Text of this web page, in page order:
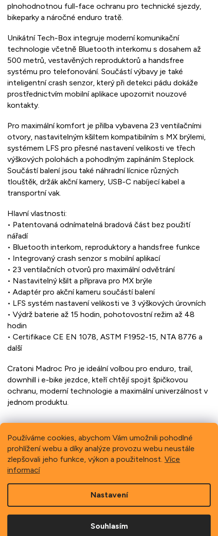
Používáme cookies, abychom Vám umožnili pohodlné
prohlížení webu a díky analýze provozu webu neustále
zlepšovali jeho funkce, výkon a použitelnost. Více
informací
Nastavení
Souhlasím
plnohodnotnou full-face ochranu pro technické sjezdy,
bikeparky a náročné enduro tratě.
Unikátní Tech-Box integruje moderní komunikační
technologie včetně Bluetooth interkomu s dosahem až
500 metrů, vestavěných reproduktorů a handsfree
systému pro telefonování. Součástí výbavy je také
inteligentní crash senzor, který při detekci pádu dokáže
prostřednictvím mobilní aplikace upozornit nouzové
kontakty.
Pro maximální komfort je přilba vybavena 23 ventilačními
otvory, nastavitelným kšiltem kompatibilním s MX brýlemi,
systémem LFS pro přesné nastavení velikosti ve třech
výškových polohách a pohodlným zapínáním Steplock.
Součástí balení jsou také náhradní lícnice různých
tlouštěk, držák akční kamery, USB-C nabíjecí kabel a
transportní vak.
Hlavní vlastnosti:
• Patentovaná odnímatelná bradová část bez použití
nářadí
• Bluetooth interkom, reproduktory a handsfree funkce
• Integrovaný crash senzor s mobilní aplikací
• 23 ventilačních otvorů pro maximální odvětrání
• Nastavitelný kšilt a příprava pro MX brýle
• Adaptér pro akční kameru součástí balení
• LFS systém nastavení velikosti ve 3 výškových úrovních
• Výdrž baterie až 15 hodin, pohotovostní režim až 48
hodin
• Certifikace CE EN 1078, ASTM F1952-15, NTA 8776 a
další
Cratoni Madroc Pro je ideální volbou pro enduro, trail,
downhill i e-bike jezdce, kteří chtějí spojit špičkovou
ochranu, moderní technologie a maximální univerzálnost v
jednom produktu.
Previous
Copyright 2026Schindler, spol. s r.o.. Všechna práva
vyhrazena.